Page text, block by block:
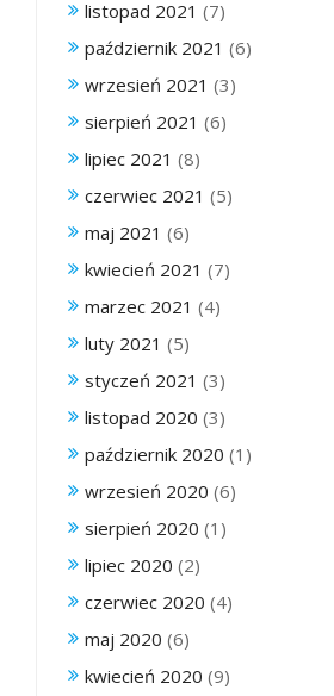
listopad 2021 (7)
październik 2021 (6)
wrzesień 2021 (3)
sierpień 2021 (6)
lipiec 2021 (8)
czerwiec 2021 (5)
maj 2021 (6)
kwiecień 2021 (7)
marzec 2021 (4)
luty 2021 (5)
styczeń 2021 (3)
listopad 2020 (3)
październik 2020 (1)
wrzesień 2020 (6)
sierpień 2020 (1)
lipiec 2020 (2)
czerwiec 2020 (4)
maj 2020 (6)
kwiecień 2020 (9)